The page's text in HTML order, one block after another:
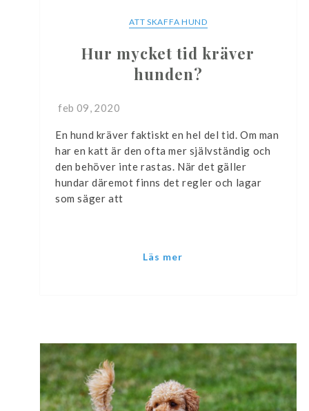
ATT SKAFFA HUND
Hur mycket tid kräver
hunden?
feb 09, 2020
En hund kräver faktiskt en hel del tid. Om man
har en katt är den ofta mer självständig och
den behöver inte rastas. När det gäller
hundar däremot finns det regler och lagar
som säger att